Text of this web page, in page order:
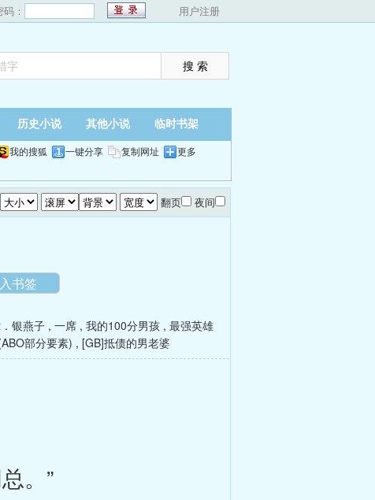
码： 用户注册
历史小说 其他小说 临时书架
我的搜狐 一键分享 复制网址 更多
翻页 夜间
书签
银燕子 , 一席 , 我的100分男孩 , 最强英雄
部分要素) , [GB]抵债的男老婆
。”